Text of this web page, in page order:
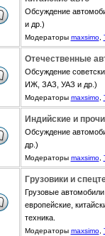
Обсуждение
и др.)
Модераторы maxsimo,
Отечественные
Обсуждение
ИЖ, ЗАЗ, УАЗ и др.)
Модераторы maxsimo,
Индийские и
Обсуждение
др.)
Модераторы maxsimo,
Грузовики и
Грузовые автомобили
европейские,
техника.
Модераторы maxsimo,